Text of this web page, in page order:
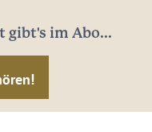
gibt's im Abo...